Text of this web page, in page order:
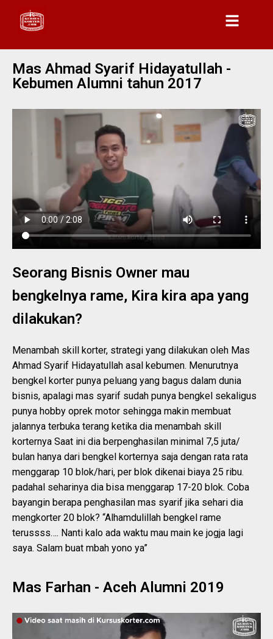
Mas Ahmad Syarif Hidayatullah -
Kebumen Alumni tahun 2017
Seorang Bisnis Owner mau
bengkelnya rame, Kira kira apa yang
dilakukan?
Menambah skill korter, strategi yang dilakukan oleh Mas
Ahmad Syarif Hidayatullah asal kebumen. Menurutnya
bengkel korter punya peluang yang bagus dalam dunia
bisnis, apalagi mas syarif sudah punya bengkel sekaligus
punya hobby oprek motor sehingga makin membuat
jalannya terbuka terang ketika dia menambah skill
korternya Saat ini dia berpenghasilan minimal 7,5 juta/
bulan hanya dari bengkel korternya saja dengan rata rata
menggarap 10 blok/hari, per blok dikenai biaya 25 ribu.
padahal seharinya dia bisa menggarap 17-20 blok. Coba
bayangin berapa penghasilan mas syarif jika sehari dia
mengkorter 20 blok? “Alhamdulillah bengkel rame
terussss…. Nanti kalo ada waktu mau main ke jogja lagi
saya. Salam buat mbah yono ya”
Mas Farhan - Aceh Alumni 2019